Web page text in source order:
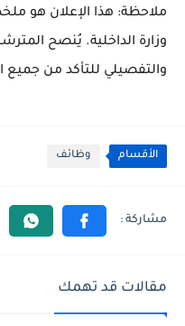
ملاحظة: هذا الإعلان هو
وزارة الداخلية. يُنصح
والتفصيلي للتأكد من جميع
الأقسام وظائف
مقالات قد تهمك